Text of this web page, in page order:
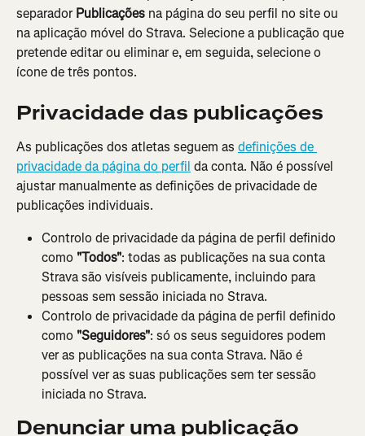
separador Publicações na página do seu perfil no site ou
na aplicação móvel do Strava. Selecione a publicação que
pretende editar ou eliminar e, em seguida, selecione o
ícone de três pontos.
Privacidade das publicações
As publicações dos atletas seguem as definições de
privacidade da página do perfil da conta. Não é possível
ajustar manualmente as definições de privacidade de
publicações individuais.
Controlo de privacidade da página de perfil definido
como "Todos": todas as publicações na sua conta
Strava são visíveis publicamente, incluindo para
pessoas sem sessão iniciada no Strava.
Controlo de privacidade da página de perfil definido
como "Seguidores": só os seus seguidores podem
ver as publicações na sua conta Strava. Não é
possível ver as suas publicações sem ter sessão
iniciada no Strava.
Denunciar uma publicação